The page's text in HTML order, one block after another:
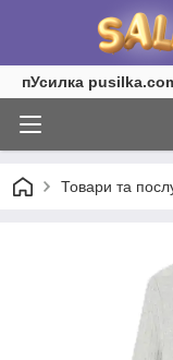
пУсилка
Товари та